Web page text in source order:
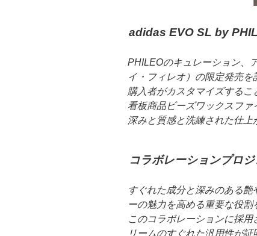
adidas EVO SL by
PHILEOのキュレーション、
イ・フィレオ）の限定発売を
購入者がカスタマイズする
看板商品ビーズワックスファ
深みと質感と洗練された仕上
コラボレーションプロ
すぐれた成分と深みのある
ーの魅力を高める重要な役割
このコラボレーションに採
リームのすぐれた汎用性が証